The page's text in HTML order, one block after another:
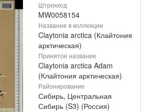
Штрихкод
MW0058154
Название в коллекции
Claytonia arctica (Клайтония
арктическая)
Принятое название
Claytonia arctica Adam
(Клайтония арктическая)
Районирование
Сибирь, Центральная
Сибирь (S3) (Россия)